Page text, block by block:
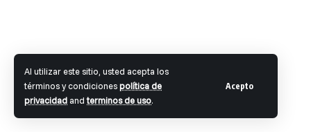
Al utilizar este sitio, usted acepta los
términos y condicionespolítica de
privacidad andterminos de uso.
Acepto